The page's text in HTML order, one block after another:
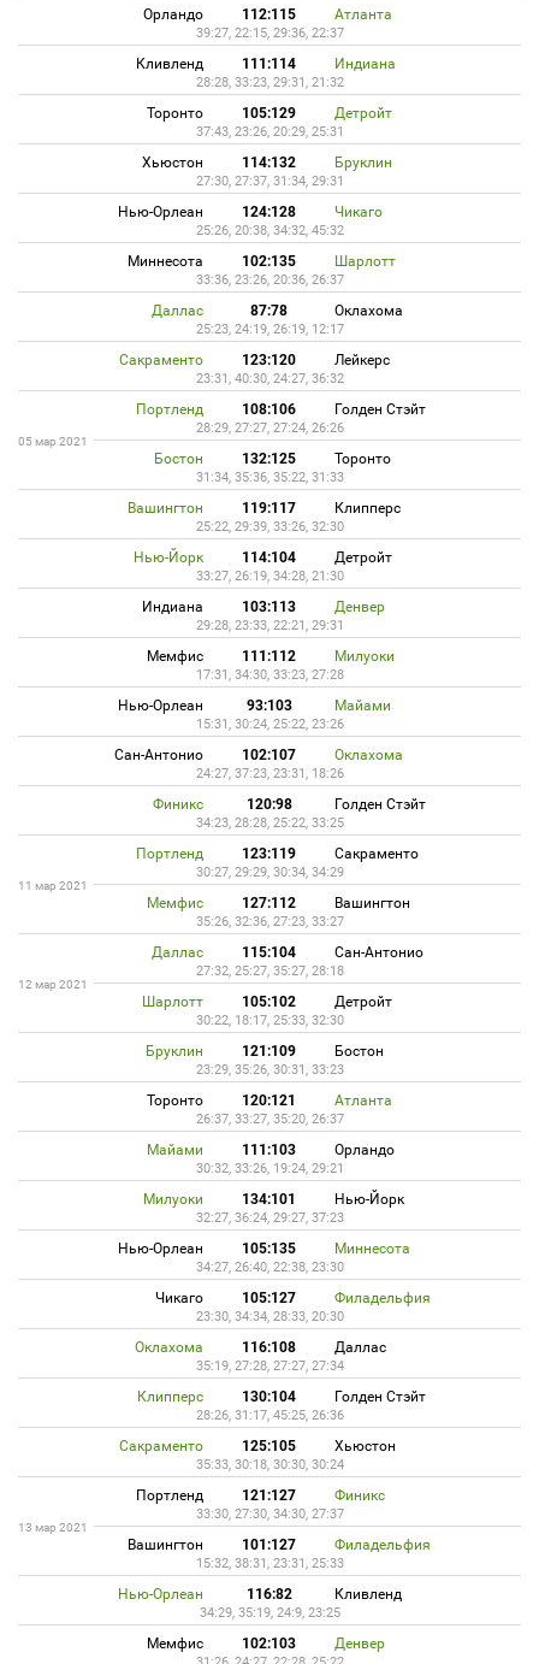
Орландо 112:115 Атланта
39:27, 22:15, 29:36, 22:37
Кливленд 111:114 Индиана
28:28, 33:23, 29:31, 21:32
Торонто 105:129 Детройт
37:43, 23:26, 20:29, 25:31
Хьюстон 114:132 Бруклин
27:30, 27:37, 31:34, 29:31
Нью-Орлеан 124:128 Чикаго
25:26, 20:38, 34:32, 45:32
Миннесота 102:135 Шарлотт
33:36, 23:26, 20:36, 26:37
Даллас 87:78 Оклахома
25:23, 24:19, 26:19, 12:17
Сакраменто 123:120 Лейкерс
23:31, 40:30, 24:27, 36:32
Портленд 108:106 Голден Стэйт
28:29, 27:27, 27:24, 26:26
05 мар 2021
Бостон 132:125 Торонто
31:34, 35:36, 35:22, 31:33
Вашингтон 119:117 Клипперс
25:22, 29:39, 33:26, 32:30
Нью-Йорк 114:104 Детройт
33:27, 26:19, 34:28, 21:30
Индиана 103:113 Денвер
29:28, 23:33, 22:21, 29:31
Мемфис 111:112 Милуоки
17:31, 34:30, 33:23, 27:28
Нью-Орлеан 93:103 Майами
15:31, 30:24, 25:22, 23:26
Сан-Антонио 102:107 Оклахома
24:27, 37:23, 23:31, 18:26
Финикс 120:98 Голден Стэйт
34:23, 28:28, 25:22, 33:25
Портленд 123:119 Сакраменто
30:27, 29:29, 30:34, 34:29
11 мар 2021
Мемфис 127:112 Вашингтон
35:26, 32:36, 27:23, 33:27
Даллас 115:104 Сан-Антонио
27:32, 25:27, 35:27, 28:18
12 мар 2021
Шарлотт 105:102 Детройт
30:22, 18:17, 25:33, 32:30
Бруклин 121:109 Бостон
23:29, 35:26, 30:31, 33:23
Торонто 120:121 Атланта
26:37, 33:27, 35:20, 26:37
Майами 111:103 Орландо
30:32, 33:26, 19:24, 29:21
Милуоки 134:101 Нью-Йорк
32:27, 36:24, 29:27, 37:23
Нью-Орлеан 105:135 Миннесота
34:27, 26:40, 22:38, 23:30
Чикаго 105:127 Филадельфия
23:30, 34:34, 28:33, 20:30
Оклахома 116:108 Даллас
35:19, 27:28, 27:27, 27:34
Клипперс 130:104 Голден Стэйт
28:26, 31:17, 45:25, 26:36
Сакраменто 125:105 Хьюстон
35:33, 30:18, 30:30, 30:24
Портленд 121:127 Финикс
33:30, 27:30, 34:30, 27:37
13 мар 2021
Вашингтон 101:127 Филадельфия
15:32, 38:31, 23:31, 25:33
Нью-Орлеан 116:82 Кливленд
34:29, 35:19, 24:9, 23:25
Мемфис 102:103 Денвер